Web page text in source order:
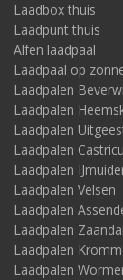
Laadbox thuis
Laadpunt thuis
Alfen laadpaal
Laadpaal op
Laadpalen
Laadpalen
Laadpalen
Laadpalen
Laadpalen
Laadpalen Velsen
Laadpalen
Laadpalen
Laadpalen
Laadpalen